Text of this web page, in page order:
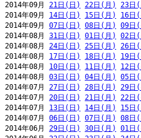
2014年09月 21日(日) 22日(月) 23日
2014年09月 14日(日) 15日(月) 16日
2014年09月 07日(日) 08日(月) 09日
2014年08月 31日(日) 01日(月) 02日
2014年08月 24日(日) 25日(月) 26日
2014年08月 17日(日) 18日(月) 19日
2014年08月 10日(日) 11日(月) 12日
2014年08月 03日(日) 04日(月) 05日
2014年07月 27日(日) 28日(月) 29日
2014年07月 20日(日) 21日(月) 22日
2014年07月 13日(日) 14日(月) 15日
2014年07月 06日(日) 07日(月) 08日
2014年06月 29日(日) 30日(月) 01日